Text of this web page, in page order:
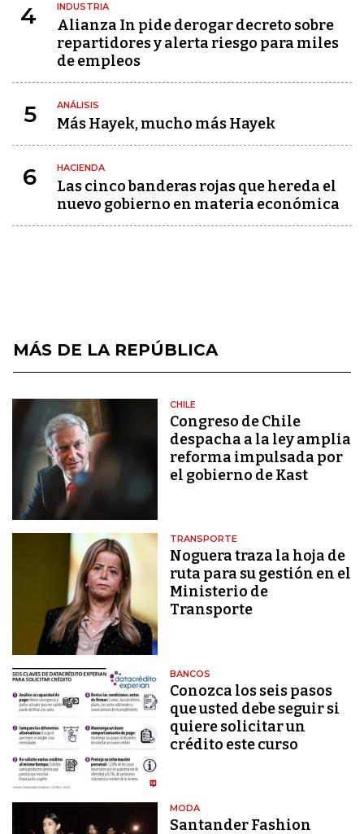
4 INDUSTRIA
Alianza In pide derogar decreto sobre
repartidores y alerta riesgo para miles
de empleos
5 ANÁLISIS
Más Hayek, mucho más Hayek
6 HACIENDA
Las cinco banderas rojas que hereda el
nuevo gobierno en materia económica
MÁS DE LA REPÚBLICA
CHILE
Congreso de Chile
despacha a la ley amplia
reforma impulsada por
el gobierno de Kast
TRANSPORTE
Noguera traza la hoja de
ruta para su gestión en el
Ministerio de
Transporte
BANCOS
Conozca los seis pasos
que usted debe seguir si
quiere solicitar un
crédito este curso
MODA
Santander Fashion